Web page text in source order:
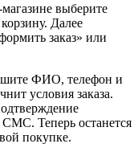
выберите
Далее
заказ» или
ФИО, телефон и
условия заказа.
СМС. Теперь останется
покупке.